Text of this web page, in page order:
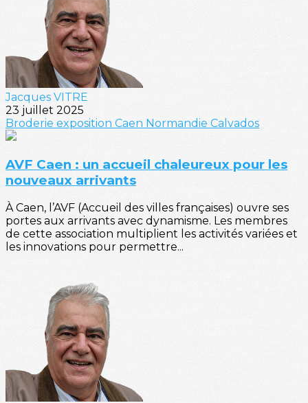
Jacques VITRE
23 juillet 2025
Broderie exposition Caen Normandie Calvados
AVF Caen : un accueil chaleureux pour les
nouveaux arrivants
À Caen, l’AVF (Accueil des villes françaises) ouvre ses
portes aux arrivants avec dynamisme. Les membres
de cette association multiplient les activités variées et
les innovations pour permettre...